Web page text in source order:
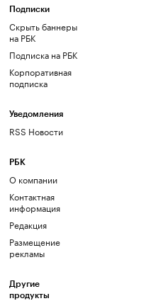
Подписки
Скрыть баннеры
на РБК
Подписка на РБК
Корпоративная
подписка
Уведомления
RSS Новости
РБК
О компании
Контактная
информация
Редакция
Размещение
рекламы
Другие
продукты